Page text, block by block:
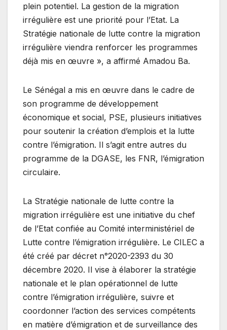
plein potentiel. La gestion de la migration
irrégulière est une priorité pour l’Etat. La
Stratégie nationale de lutte contre la migration
irrégulière viendra renforcer les programmes
déjà mis en œuvre », a affirmé Amadou Ba.
Le Sénégal a mis en œuvre dans le cadre de
son programme de développement
économique et social, PSE, plusieurs initiatives
pour soutenir la création d’emplois et la lutte
contre l’émigration. Il s’agit entre autres du
programme de la DGASE, les FNR, l’émigration
circulaire.
La Stratégie nationale de lutte contre la
migration irrégulière est une initiative du chef
de l’Etat confiée au Comité interministériel de
Lutte contre l’émigration irrégulière. Le CILEC a
été créé par décret n°2020-2393 du 30
décembre 2020. Il vise à élaborer la stratégie
nationale et le plan opérationnel de lutte
contre l’émigration irrégulière, suivre et
coordonner l’action des services compétents
en matière d’émigration et de surveillance des